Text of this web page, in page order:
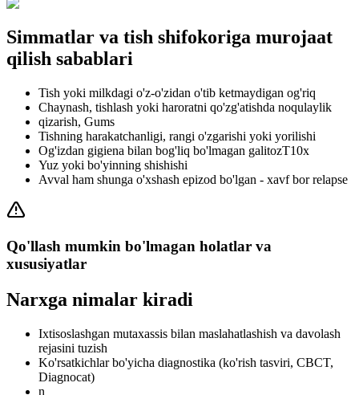
Simmatlar va tish shifokoriga murojaat
qilish sabablari
Tish yoki milkdagi o'z-o'zidan o'tib ketmaydigan og'riq
Chaynash, tishlash yoki haroratni qo'zg'atishda noqulaylik
qizarish, Gums
Tishning harakatchanligi, rangi o'zgarishi yoki yorilishi
Og'izdan gigiena bilan bog'liq bo'lmagan galitozT10x
Yuz yoki bo'yinning shishishi
Avval ham shunga o'xshash epizod bo'lgan - xavf bor relapse
Qo'llash mumkin bo'lmagan holatlar va
xususiyatlar
Narxga nimalar kiradi
Ixtisoslashgan mutaxassis bilan maslahatlashish va davolash
rejasini tuzish
Ko'rsatkichlar bo'yicha diagnostika (ko'rish tasviri, CBCT,
Diagnocat)
n